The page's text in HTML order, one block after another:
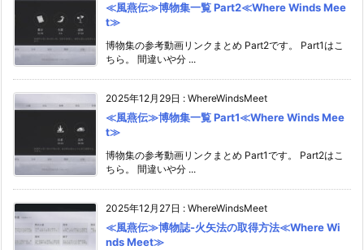
≪風燕伝≫博物集一覧 Part2≪Where Winds Mee
t≫
博物集の参考動画リンクまとめ Part2です。 Part1はこ
ちら。 間違いや分 ...
2025年12月29日 : WhereWindsMeet
≪風燕伝≫博物集一覧 Part1≪Where Winds Mee
t≫
博物集の参考動画リンクまとめ Part1です。 Part2はこ
ちら。 間違いや分 ...
2025年12月27日 : WhereWindsMeet
≪風燕伝≫博物誌-火矢法の取得方法≪Where Wi
nds Meet≫